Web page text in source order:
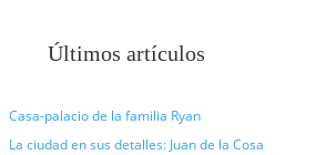
Últimos artículos
Casa-palacio de la familia Ryan
La ciudad en sus detalles: Juan de la Cosa